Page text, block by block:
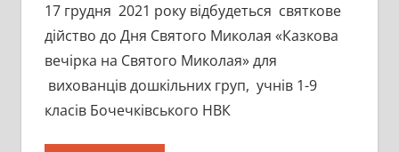
17 грудня 2021 року відбудеться святкове
дійство до Дня Святого Миколая «Казкова
вечірка на Святого Миколая» для
вихованців дошкільних груп, учнів 1-9
класів Бочечківського НВК